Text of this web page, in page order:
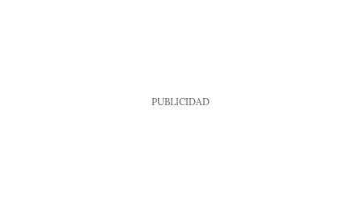
PUBLICIDAD